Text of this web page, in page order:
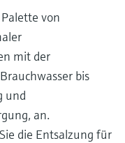
von
mit der
bis
und
an.
die Entsalzung für